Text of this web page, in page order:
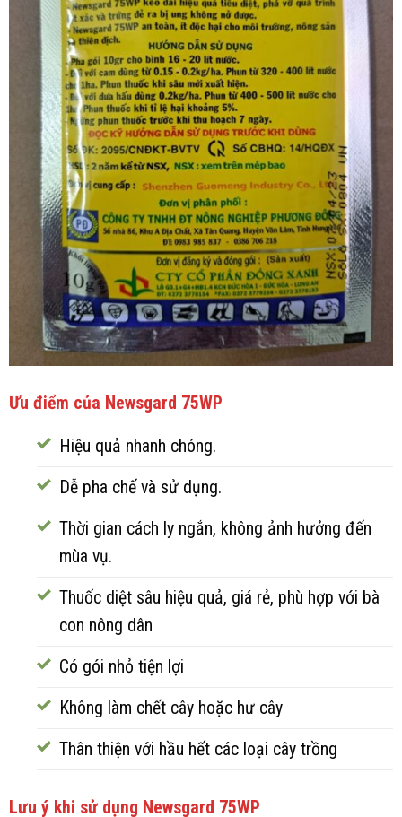
Ưu điểm của Newsgard 75WP
Hiệu quả nhanh chóng.
Dễ pha chế và sử dụng.
Thời gian cách ly ngắn, không ảnh hưởng đến
mùa vụ.
Thuốc diệt sâu hiệu quả, giá rẻ, phù hợp với bà
con nông dân
Có gói nhỏ tiện lợi
Không làm chết cây hoặc hư cây
Thân thiện với hầu hết các loại cây trồng
Lưu ý khi sử dụng Newsgard 75WP